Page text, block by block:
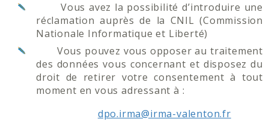
Vous avez la possibilité d’introduire une
réclamation auprès de la CNIL (Commission
Nationale Informatique et Liberté)
Vous pouvez vous opposer au traitement
des données vous concernant et disposez du
droit de retirer votre consentement à tout
moment en vous adressant à :
dpo.irma@irma-valenton.fr